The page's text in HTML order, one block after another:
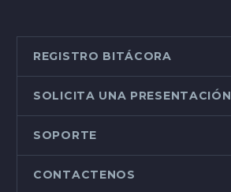
REGISTRO BITÁCORA
SOLICITA UNA PRESENTACIÓN
SOPORTE
CONTACTENOS